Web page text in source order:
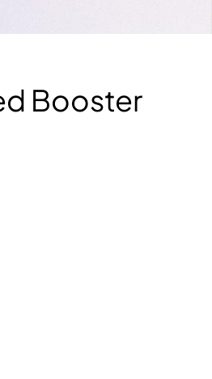
Booster